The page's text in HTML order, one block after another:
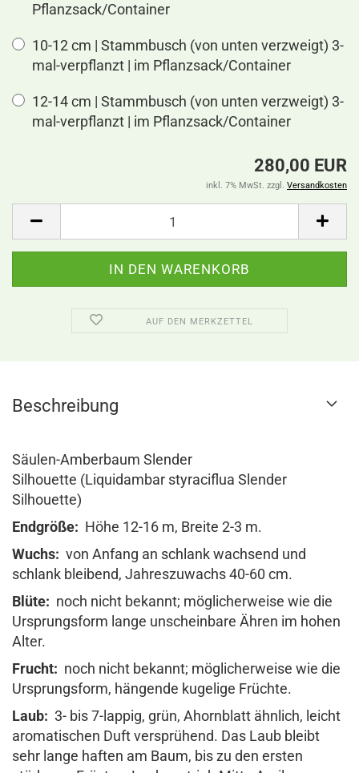
Pflanzsack/Container
10-12 cm | Stammbusch (von unten verzweigt) 3-
mal-verpflanzt | im Pflanzsack/Container
12-14 cm | Stammbusch (von unten verzweigt) 3-
mal-verpflanzt | im Pflanzsack/Container
280,00 EUR
inkl. 7% MwSt. zzgl. Versandkosten
AUF DEN MERKZETTEL
Beschreibung
Säulen-Amberbaum Slender
Silhouette (Liquidambar styraciflua Slender
Silhouette)
Endgröße: Höhe 12-16 m, Breite 2-3 m.
Wuchs: von Anfang an schlank wachsend und
schlank bleibend, Jahreszuwachs 40-60 cm.
Blüte: noch nicht bekannt; möglicherweise wie die
Ursprungsform lange unscheinbare Ähren im hohen
Alter.
Frucht: noch nicht bekannt; möglicherweise wie die
Ursprungsform, hängende kugelige Früchte.
Laub: 3- bis 7-lappig, grün, Ahornblatt ähnlich, leicht
aromatischen Duft versprühend. Das Laub bleibt
sehr lange haften am Baum, bis zu den ersten